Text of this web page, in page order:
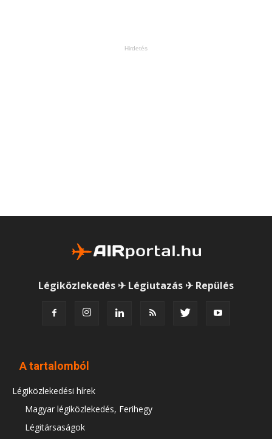
Hirdetés
Légiközlekedés ✈ Légiutazás ✈ Repülés
A tartalomból
Légiközlekedési hírek
Magyar légiközlekedés, Ferihegy
Légitársaságok